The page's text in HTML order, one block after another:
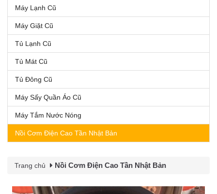
Máy Lạnh Cũ
Máy Giặt Cũ
Tủ Lạnh Cũ
Tủ Mát Cũ
Tủ Đông Cũ
Máy Sấy Quần Áo Cũ
Máy Tắm Nước Nóng
Nồi Cơm Điện Cao Tần Nhật Bản
Trang chủ Nồi Cơm Điện Cao Tần Nhật Bản